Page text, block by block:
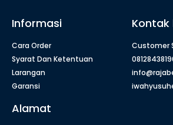
Informasi
Cara Order
Syarat Dan Ketentuan
Larangan
Garansi
Kontak
Customer
Alamat